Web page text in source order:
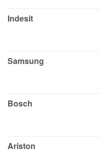
Indesit
Samsung
Bosch
Ariston